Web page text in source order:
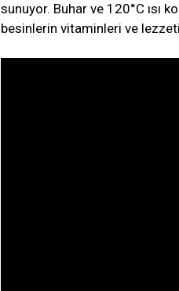
sunuyor. Buhar ve 120°C ısı
besinlerin vitaminleri ve